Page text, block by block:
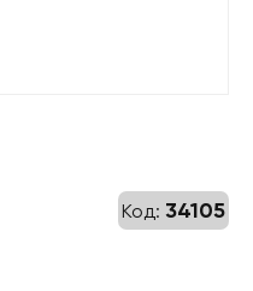
Код: 34105